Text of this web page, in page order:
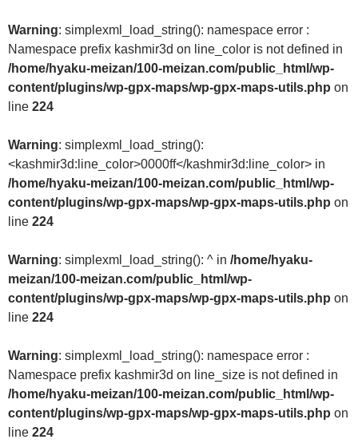
Warning: simplexml_load_string(): namespace error :
Namespace prefix kashmir3d on line_color is not defined in
/home/hyaku-meizan/100-meizan.com/public_html/wp-
content/plugins/wp-gpx-maps/wp-gpx-maps-utils.php on
line 224
Warning: simplexml_load_string():
<kashmir3d:line_color>0000ff</kashmir3d:line_color> in
/home/hyaku-meizan/100-meizan.com/public_html/wp-
content/plugins/wp-gpx-maps/wp-gpx-maps-utils.php on
line 224
Warning: simplexml_load_string(): ^ in /home/hyaku-
meizan/100-meizan.com/public_html/wp-
content/plugins/wp-gpx-maps/wp-gpx-maps-utils.php on
line 224
Warning: simplexml_load_string(): namespace error :
Namespace prefix kashmir3d on line_size is not defined in
/home/hyaku-meizan/100-meizan.com/public_html/wp-
content/plugins/wp-gpx-maps/wp-gpx-maps-utils.php on
line 224